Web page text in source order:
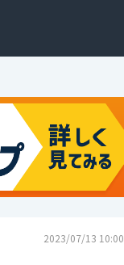
2023/07/13 10:00